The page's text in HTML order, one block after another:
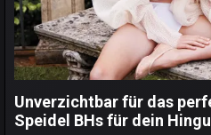
Unverzichtbar für das
Speidel BHs für dein